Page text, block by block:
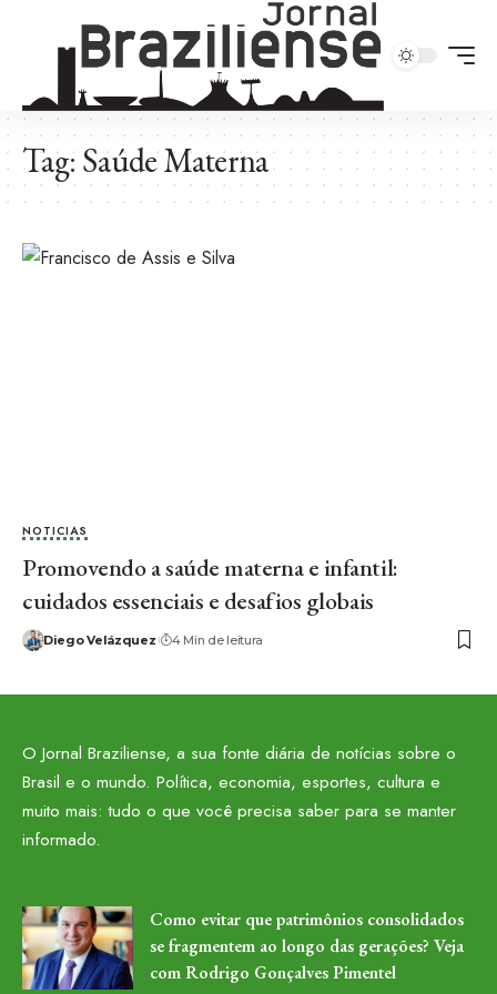
Tag:Saúde Materna
NOTICIAS
Promovendo a saúde materna e infantil:
cuidados essenciais e desafios globais
Diego Velázquez 4 Min de leitura
O Jornal Braziliense, a sua fonte diária de notícias sobre o
Brasil e o mundo. Política, economia, esportes, cultura e
muito mais: tudo o que você precisa saber para se manter
informado.
Como evitar que patrimônios consolidados
se fragmentem ao longo das gerações? Veja
com Rodrigo Gonçalves Pimentel